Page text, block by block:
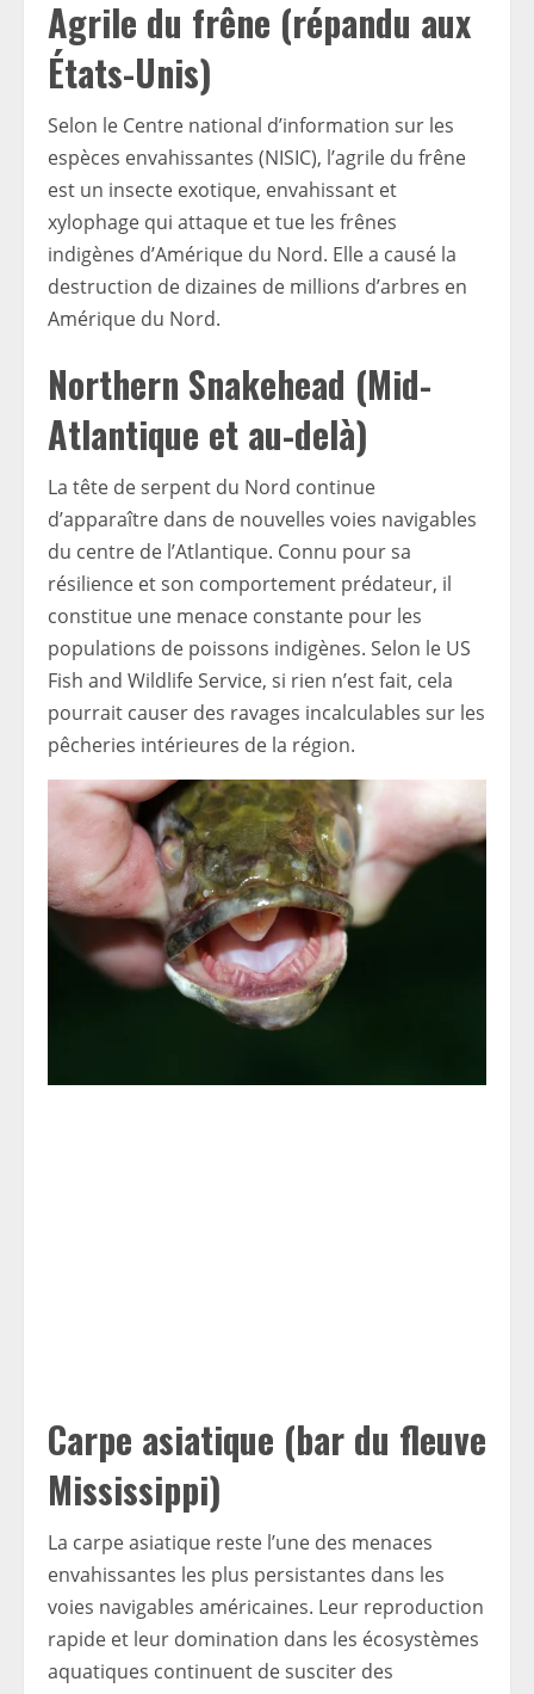
Agrile du frêne (répandu aux
États-Unis)
Selon le Centre national d’information sur les
espèces envahissantes (NISIC), l’agrile du frêne
est un insecte exotique, envahissant et
xylophage qui attaque et tue les frênes
indigènes d’Amérique du Nord. Elle a causé la
destruction de dizaines de millions d’arbres en
Amérique du Nord.
Northern Snakehead (Mid-
Atlantique et au-delà)
La tête de serpent du Nord continue
d’apparaître dans de nouvelles voies navigables
du centre de l’Atlantique. Connu pour sa
résilience et son comportement prédateur, il
constitue une menace constante pour les
populations de poissons indigènes. Selon le US
Fish and Wildlife Service, si rien n’est fait, cela
pourrait causer des ravages incalculables sur les
pêcheries intérieures de la région.
Carpe asiatique (bar du fleuve
Mississippi)
La carpe asiatique reste l’une des menaces
envahissantes les plus persistantes dans les
voies navigables américaines. Leur reproduction
rapide et leur domination dans les écosystèmes
aquatiques continuent de susciter des